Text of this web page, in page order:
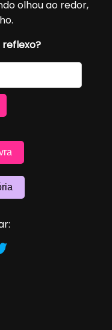
olhou ao redor,
reflexo?